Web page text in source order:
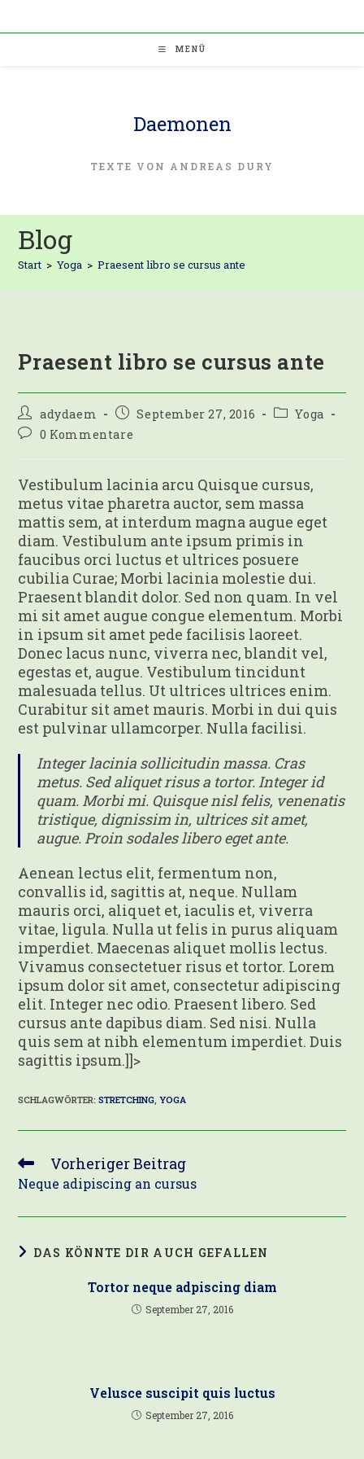
springen
MENÜ
Daemonen
TEXTE VON ANDREAS DURY
Blog
Start > Yoga > Praesent libro se cursus ante
Praesent libro se cursus ante
Beitrags-
Autor:
adydaem
BeitragSeptember 27, 2016
Beitrags-
Yoga
Beitrags-
0 Kommentare
Vestibulum lacinia arcu Quisque cursus,
metus vitae pharetra auctor, sem massa
mattis sem, at interdum magna augue eget
diam. Vestibulum ante ipsum primis in
faucibus orci luctus et ultrices posuere
cubilia Curae; Morbi lacinia molestie dui.
Praesent blandit dolor. Sed non quam. In vel
mi sit amet augue congue elementum. Morbi
in ipsum sit amet pede facilisis laoreet.
Donec lacus nunc, viverra nec, blandit vel,
egestas et, augue. Vestibulum tincidunt
malesuada tellus. Ut ultrices ultrices enim.
Curabitur sit amet mauris. Morbi in dui quis
est pulvinar ullamcorper. Nulla facilisi.
Integer lacinia sollicitudin massa. Cras
metus. Sed aliquet risus a tortor. Integer id
quam. Morbi mi. Quisque nisl felis, venenatis
tristique, dignissim in, ultrices sit amet,
augue. Proin sodales libero eget ante.
Aenean lectus elit, fermentum non,
convallis id, sagittis at, neque. Nullam
mauris orci, aliquet et, iaculis et, viverra
vitae, ligula. Nulla ut felis in purus aliquam
imperdiet. Maecenas aliquet mollis lectus.
Vivamus consectetuer risus et tortor. Lorem
ipsum dolor sit amet, consectetur adipiscing
elit. Integer nec odio. Praesent libero. Sed
cursus ante dapibus diam. Sed nisi. Nulla
quis sem at nibh elementum imperdiet. Duis
sagittis ipsum.]]>
SCHLAGWÖRTER:STRETCHING, YOGA
Weitere
Artikel
ansehen
Vorheriger Beitrag
Neque adipiscing an cursus
DAS KÖNNTE DIR AUCH GEFALLEN
Tortor neque adpiscing diam
September 27, 2016
Velusce suscipit quis luctus
September 27, 2016